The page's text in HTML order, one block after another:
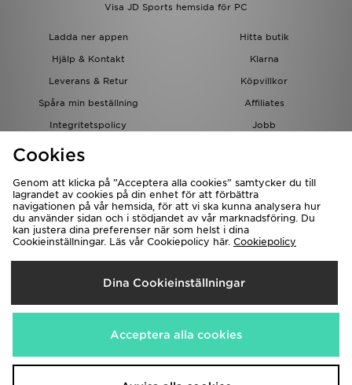
Visa JD Sports hemsida för PC
Ladda ner appen
Hitta butik
Hjälp & Kontakt
Klarna
Leverans & Retur
Köpvillkor
Spåra min beställning
Affiliates
Integritetspolicy
Jobb
JD-bloggen
Levererar Till
Sverige
Vi accepterar följande betalningssätt
Besök bolagets hemsida på www.jdplc.com
Cookies
Genom att klicka på ”Acceptera alla cookies” samtycker du till
lagrandet av cookies på din enhet för att förbättra
navigationen på vår hemsida, för att vi ska kunna analysera hur
du använder sidan och i stödjandet av vår marknadsföring. Du
kan justera dina preferenser när som helst i dina
Cookieinställningar. Läs vår Cookiepolicy här. Cookiepolicy
Dina Cookieinställningar
Acceptera alla cookies